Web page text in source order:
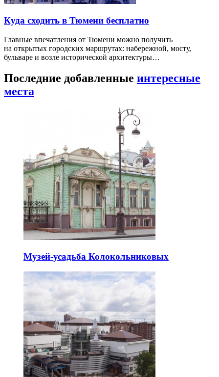
Куда сходить в Тюмени бесплатно
Главные впечатления от Тюмени можно получить
на открытых городских маршрутах: набережной, мосту,
бульваре и возле исторической архитектуры…
Последние добавленные интересные
места
Музей-усадьба Колокольниковых